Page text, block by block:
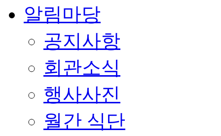
알림마당
공지사항
회관소식
행사사진
월간 식단